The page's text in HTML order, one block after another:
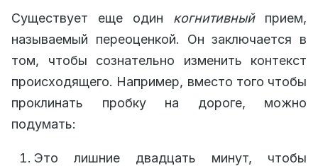
Существует еще один когнитивныйприем,
называемый переоценкой. Он заключается в
том, чтобы сознательно изменить контекст
происходящего. Например, вместо того чтобы
проклинать пробку на дороге, можно
подумать:
Это лишние двадцать минут, чтобы